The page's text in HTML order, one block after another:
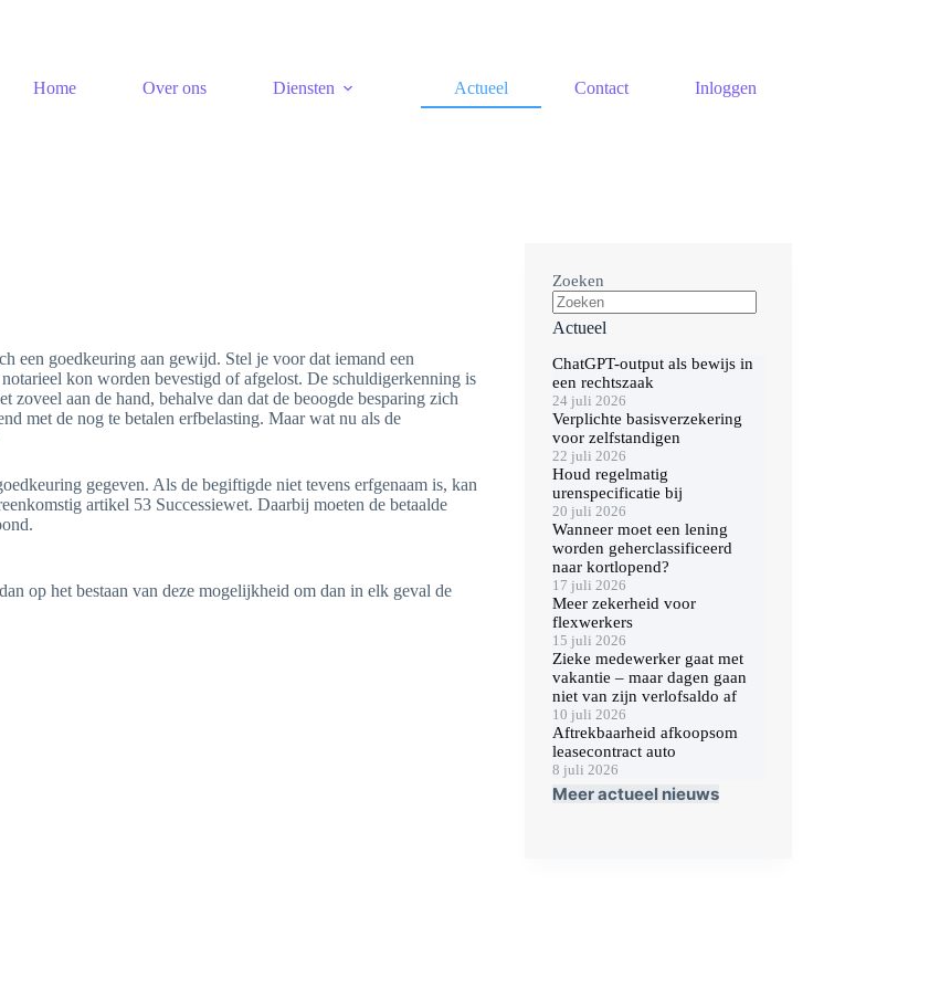
Home
Over ons Diensten Actueel Contact Inloggen
een goedkeuring aan gewijd. Stel je voor dat iemand een
kon worden bevestigd of afgelost. De schuldigerkenning is
aan de hand, behalve dan dat de beoogde besparing zich
met de nog te betalen erfbelasting. Maar wat nu als de
gegeven. Als de begiftigde niet tevens erfgenaam is, kan
artikel 53 Successiewet. Daarbij moeten de betaalde
op het bestaan van deze mogelijkheid om dan in elk geval de
Zoeken
Actueel
ChatGPT-output als bewijs in
een rechtszaak
24 juli 2026
Verplichte basisverzekering
voor zelfstandigen
22 juli 2026
Houd regelmatig
urenspecificatie bij
20 juli 2026
Wanneer moet een lening
worden geherclassificeerd
naar kortlopend?
17 juli 2026
Meer zekerheid voor
flexwerkers
15 juli 2026
Zieke medewerker gaat met
vakantie – maar dagen gaan
niet van zijn verlofsaldo af
10 juli 2026
Aftrekbaarheid afkoopsom
leasecontract auto
8 juli 2026
Meer actueel nieuws